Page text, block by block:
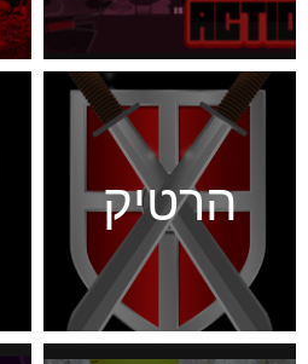
הרטיק